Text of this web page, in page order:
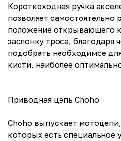
Короткоходная ручка
позволяет самостоятельно
положение открывающего
заслонку троса, благодаря
подобрать необходимое
кисти, наиболее
Приводная цепь Choho
Choho выпускает
которых есть специальное